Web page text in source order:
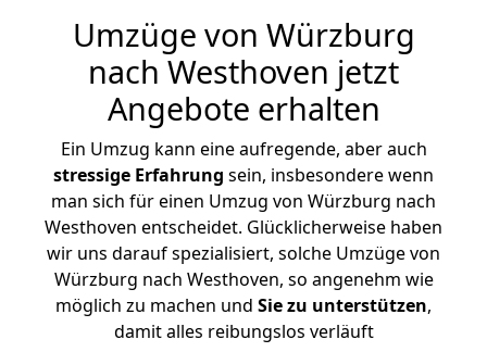
Umzüge von Würzburg
nach Westhoven jetzt
Angebote erhalten
Ein Umzug kann eine aufregende, aber auch
stressige Erfahrung sein, insbesondere wenn
man sich für einen Umzug von Würzburg nach
Westhoven entscheidet. Glücklicherweise haben
wir uns darauf spezialisiert, solche Umzüge von
Würzburg nach Westhoven, so angenehm wie
möglich zu machen und Sie zu unterstützen,
damit alles reibungslos verläuft